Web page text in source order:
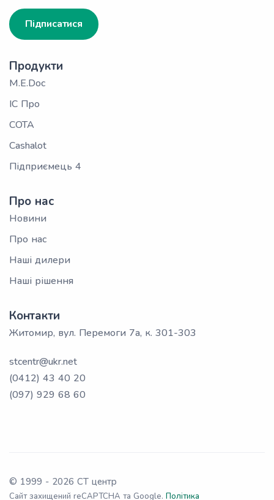
Підписатися
Продукти
M.E.Doc
ІС Про
СОТА
Cashalot
Підприємець 4
Про нас
Новини
Про нас
Наші дилери
Наші рішення
Контакти
Житомир, вул. Перемоги 7а, к. 301-303
stcentr@ukr.net
(0412) 43 40 20
(097) 929 68 60
© 1999 - 2026 СТ центр
Сайт захищений reCAPTCHA та Google. Політика